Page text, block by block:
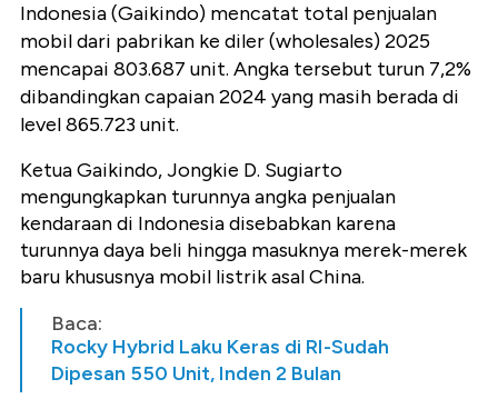
Indonesia (Gaikindo) mencatat total penjualan
mobil dari pabrikan ke diler (wholesales) 2025
mencapai 803.687 unit. Angka tersebut turun 7,2%
dibandingkan capaian 2024 yang masih berada di
level 865.723 unit.
Ketua Gaikindo, Jongkie D. Sugiarto
mengungkapkan turunnya angka penjualan
kendaraan di Indonesia disebabkan karena
turunnya daya beli hingga masuknya merek-merek
baru khususnya mobil listrik asal China.
Baca:
Rocky Hybrid Laku Keras di RI-Sudah
Dipesan 550 Unit, Inden 2 Bulan